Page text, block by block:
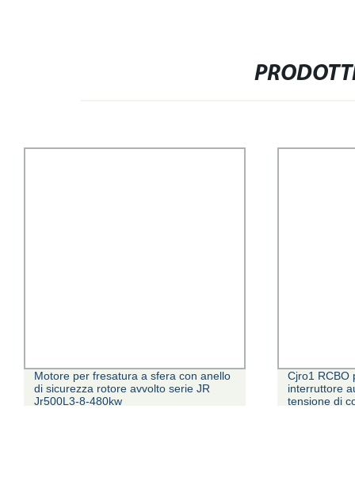
Motore per fresatura a sfera con anello
di sicurezza rotore avvolto serie JR
Jr500L3-8-480kw
Cjro1 RCBO
interruttore
tensione di